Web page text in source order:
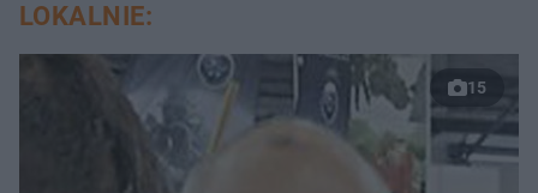
LOKALNIE:
15